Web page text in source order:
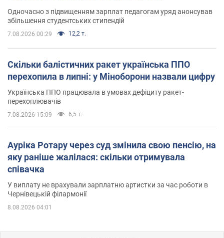
Одночасно з підвищенням зарплат педагогам уряд анонсував
збільшення студентських стипендій
7.08.2026 00:29 12,2 т.
Скільки балістичних ракет українська ППО
перехопила в липні: у Міноборони назвали цифру
Українська ППО працювала в умовах дефіциту ракет-
перехоплювачів
7.08.2026 15:09 6,5 т.
Ауріка Ротару через суд змінила свою пенсію, на
яку раніше жалілася: скільки отримувала
співачка
У виплату не врахували зарплатню артистки за час роботи в
Чернівецькій філармонії
8.08.2026 04:01